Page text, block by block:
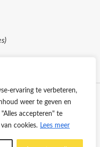
ervaring te verbeteren,
weer te geven en
accepteren" te
cookies. Lees meer